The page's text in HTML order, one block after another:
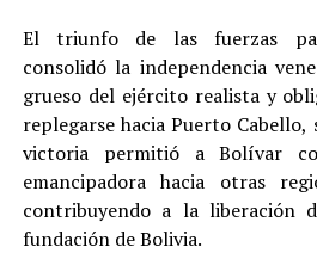
El triunfo de las fuerzas
consolidó la independencia
grueso del ejército realista y
replegarse hacia Puerto
victoria permitió a Bolívar
emancipadora hacia otras
contribuyendo a la liberación
fundación de Bolivia.